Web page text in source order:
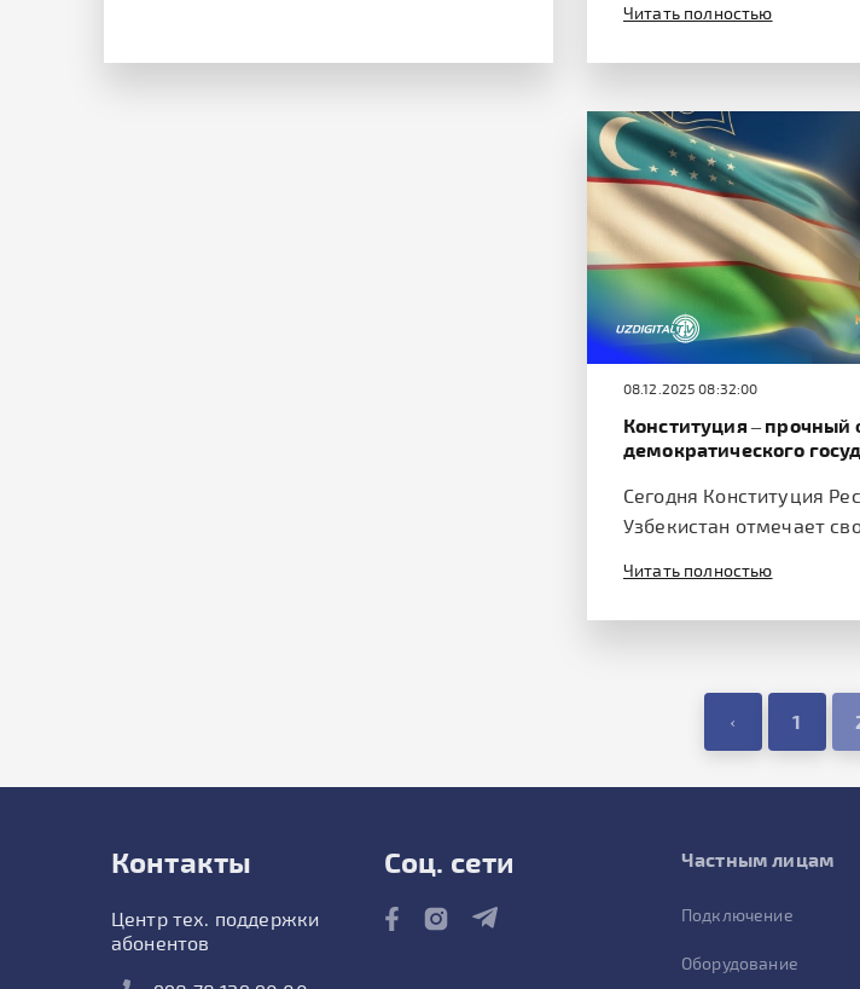
Читать полностью
08.12.2025 08:32:00
Конституция –
демократического
Сегодня Конституция
Узбекистан отмечает
Читать полностью
‹ 1
Контакты
Центр тех. поддержки
абонентов
Соц. сети Частным лицам
Подключение
Оборудование